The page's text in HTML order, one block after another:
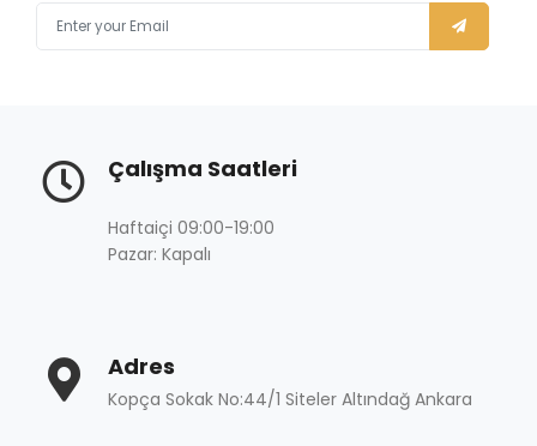
Çalışma Saatleri
Haftaiçi 09:00-19:00
Pazar: Kapalı
Adres
Kopça Sokak No:44/1 Siteler Altındağ Ankara